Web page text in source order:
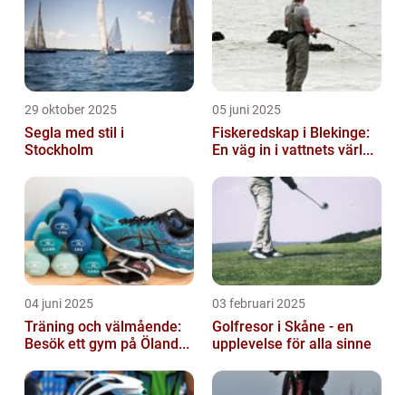
29 oktober 2025
Segla med stil i
Stockholm
05 juni 2025
Fiskeredskap i Blekinge:
En väg in i vattnets värl...
04 juni 2025
Träning och välmående:
Besök ett gym på Öland...
03 februari 2025
Golfresor i Skåne - en
upplevelse för alla sinne